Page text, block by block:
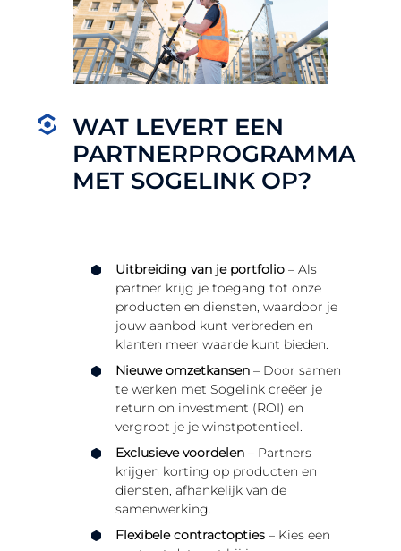
WAT LEVERT EEN
PARTNERPROGRAMMA
MET SOGELINK OP?
Uitbreiding van je portfolio – Als
partner krijg je toegang tot onze
producten en diensten, waardoor je
jouw aanbod kunt verbreden en
klanten meer waarde kunt bieden.
Nieuwe omzetkansen – Door samen
te werken met Sogelink creëer je
return on investment (ROI) en
vergroot je je winstpotentieel.
Exclusieve voordelen – Partners
krijgen korting op producten en
diensten, afhankelijk van de
samenwerking.
Flexibele contractopties – Kies een